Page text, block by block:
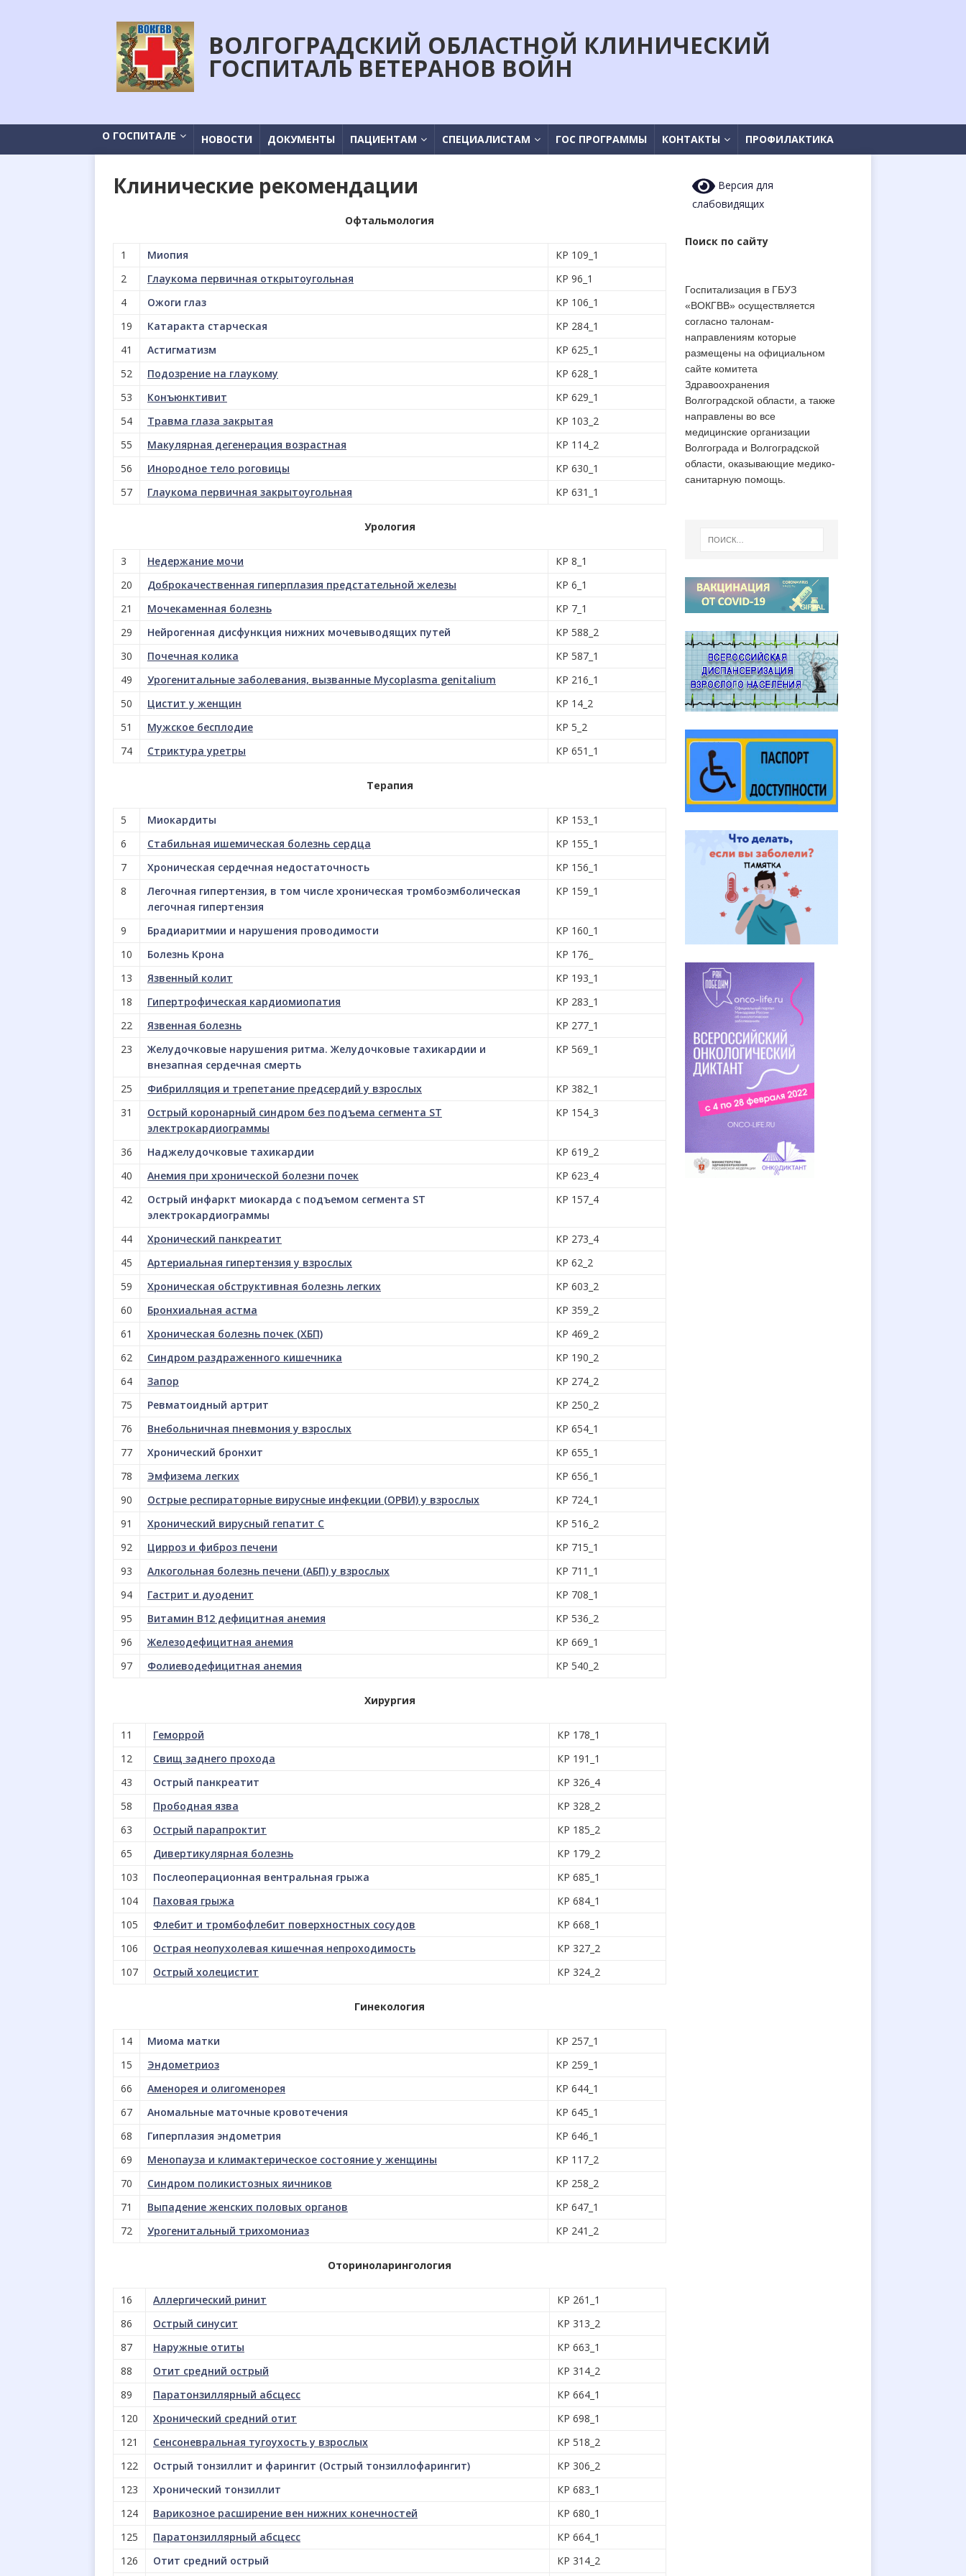
ВОЛГОГРАДСКИЙ ОБЛАСТНОЙ КЛИНИЧЕСКИЙ
ГОСПИТАЛЬ ВЕТЕРАНОВ ВОЙН
О ГОСПИТАЛЕ НОВОСТИ ДОКУМЕНТЫ ПАЦИЕНТАМ СПЕЦИАЛИСТАМ ГОС ПРОГРАММЫ КОНТАКТЫ ПРОФИЛАКТИКА
Клинические рекомендации
Офтальмология
1 Миопия
КР 109_1
2
Глаукома первичная открытоугольная
КР 96_1
4
Ожоги глаз
КР 106_1
19
Катаракта старческая
КР 284_1
41
Астигматизм
КР 625_1
52
Подозрение на глаукому
КР 628_1
53
Конъюнктивит
КР 629_1
54
Травма глаза закрытая
КР 103_2
55
Макулярная дегенерация возрастная
КР 114_2
56
Инородное тело роговицы
КР 630_1
57
Глаукома первичная закрытоугольная КР 631_1
Урология
3 Недержание мочи
КР 8_1
20
Доброкачественная гиперплазия предстательной железы
КР 6_1
21
Мочекаменная болезнь
КР 7_1
29
Нейрогенная дисфункция нижних мочевыводящих путей
КР 588_2
30
Почечная колика
КР 587_1
49
Урогенитальные заболевания, вызванные Mycoplasma genitalium
КР 216_1
50
Цистит у женщин
КР 14_2
51
Мужское бесплодие
КР 5_2
74
Стриктура уретры КР 651_1
Терапия
5 Миокардиты
КР 153_1
6
Стабильная ишемическая болезнь сердца
КР 155_1
7
Хроническая сердечная недостаточность
КР 156_1
8
Легочная гипертензия, в том числе хроническая тромбоэмболическая
легочная гипертензия
КР 159_1
9 Брадиаритмии и нарушения проводимости
КР 160_1
10
Болезнь Крона
КР 176_
13
Язвенный колит
КР 193_1
18
Гипертрофическая кардиомиопатия
КР 283_1
22
Язвенная болезнь
КР 277_1
23
Желудочковые нарушения ритма. Желудочковые тахикардии и
внезапная сердечная смерть
КР 569_1
25 Фибрилляция и трепетание предсердий у взрослых
КР 382_1
31
Острый коронарный синдром без подъема сегмента ST
электрокардиограммы
КР 154_3
36 Наджелудочковые тахикардии
КР 619_2
40
Анемия при хронической болезни почек
КР 623_4
42
Острый инфаркт миокарда с подъемом сегмента ST
электрокардиограммы
КР 157_4
44 Хронический панкреатит
КР 273_4
45
Артериальная гипертензия у взрослых
КР 62_2
59
Хроническая обструктивная болезнь легких
КР 603_2
60
Бронхиальная астма
КР 359_2
61
Хроническая болезнь почек (ХБП)
КР 469_2
62
Синдром раздраженного кишечника
КР 190_2
64
Запор
КР 274_2
75
Ревматоидный артрит
КР 250_2
76
Внебольничная пневмония у взрослых
КР 654_1
77
Хронический бронхит
КР 655_1
78
Эмфизема легких
КР 656_1
90
Острые респираторные вирусные инфекции (ОРВИ) у взрослых
КР 724_1
91
Хронический вирусный гепатит С
КР 516_2
92
Цирроз и фиброз печени
КР 715_1
93
Алкогольная болезнь печени (АБП) у взрослых
КР 711_1
94
Гастрит и дуоденит
КР 708_1
95
Витамин В12 дефицитная анемия
КР 536_2
96
Железодефицитная анемия
КР 669_1
97
Фолиеводефицитная анемия КР 540_2
Хирургия
11 Геморрой
КР 178_1
12
Свищ заднего прохода
КР 191_1
43
Острый панкреатит
КР 326_4
58
Прободная язва
КР 328_2
63
Острый парапроктит
КР 185_2
65
Дивертикулярная болезнь
КР 179_2
103
Послеоперационная вентральная грыжа
КР 685_1
104
Паховая грыжа
КР 684_1
105
Флебит и тромбофлебит поверхностных сосудов
КР 668_1
106
Острая неопухолевая кишечная непроходимость
КР 327_2
107
Острый холецистит КР 324_2
Гинекология
14 Миома матки
КР 257_1
15
Эндометриоз
КР 259_1
66
Аменорея и олигоменорея
КР 644_1
67
Аномальные маточные кровотечения
КР 645_1
68
Гиперплазия эндометрия
КР 646_1
69
Менопауза и климактерическое состояние у женщины
КР 117_2
70
Синдром поликистозных яичников
КР 258_2
71
Выпадение женских половых органов
КР 647_1
72
Урогенитальный трихомониаз КР 241_2
Оториноларингология
16 Аллергический ринит
КР 261_1
86
Острый синусит
КР 313_2
87
Наружные отиты
КР 663_1
88
Отит средний острый
КР 314_2
89
Паратонзиллярный абсцесс
КР 664_1
120
Хронический средний отит
КР 698_1
121
Сенсоневральная тугоухость у взрослых
КР 518_2
122
Острый тонзиллит и фарингит (Острый тонзиллофарингит)
КР 306_2
123
Хронический тонзиллит
КР 683_1
124
Варикозное расширение вен нижних конечностей
КР 680_1
125
Паратонзиллярный абсцесс
КР 664_1
126
Отит средний острый КР 314_2
Версия для
слабовидящих
Поиск по сайту
Госпитализация в ГБУЗ
«ВОКГВВ» осуществляется
согласно талонам-
направлениям которые
размещены на официальном
сайте комитета
Здравоохранения
Волгоградской области, а также
направлены во все
медицинские организации
Волгограда и Волгоградской
области, оказывающие медико-
санитарную помощь.